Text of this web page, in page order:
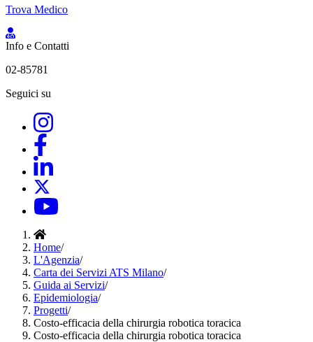
Trova Medico
Info e Contatti
02-85781
Seguici su
Home/
L'Agenzia/
Carta dei Servizi ATS Milano/
Guida ai Servizi/
Epidemiologia/
Progetti/
Costo-efficacia della chirurgia robotica toracica
Costo-efficacia della chirurgia robotica toracica